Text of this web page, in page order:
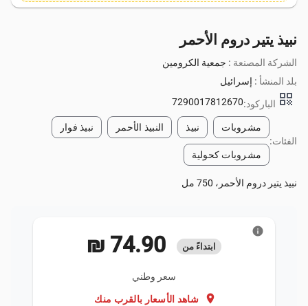
نبيذ يتير دروم الأحمر
الشركة المصنعة : جمعية الكرومين
بلد المنشأ : إسرائيل
qr_code الباركود:7290017812670
الفئات:
مشروبات نبيذ النبيذ الأحمر نبيذ فوار
مشروبات كحولية
نبيذ يتير دروم الأحمر، 750 مل
ابتداءً من
سعر وطني
location_on شاهد الأسعار بالقرب منك
info